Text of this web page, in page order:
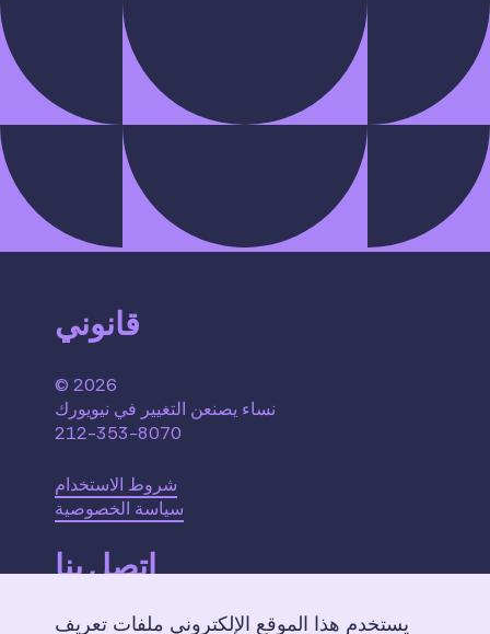
قانوني
© 2026
نساء يصنعن التغيير في نيويورك
212-353-8070
شروط الاستخدام
سياسة الخصوصية
اتصل بنا
110 W. 40th Street,
يستخدم هذا الموقع الإلكتروني ملفات تعريف